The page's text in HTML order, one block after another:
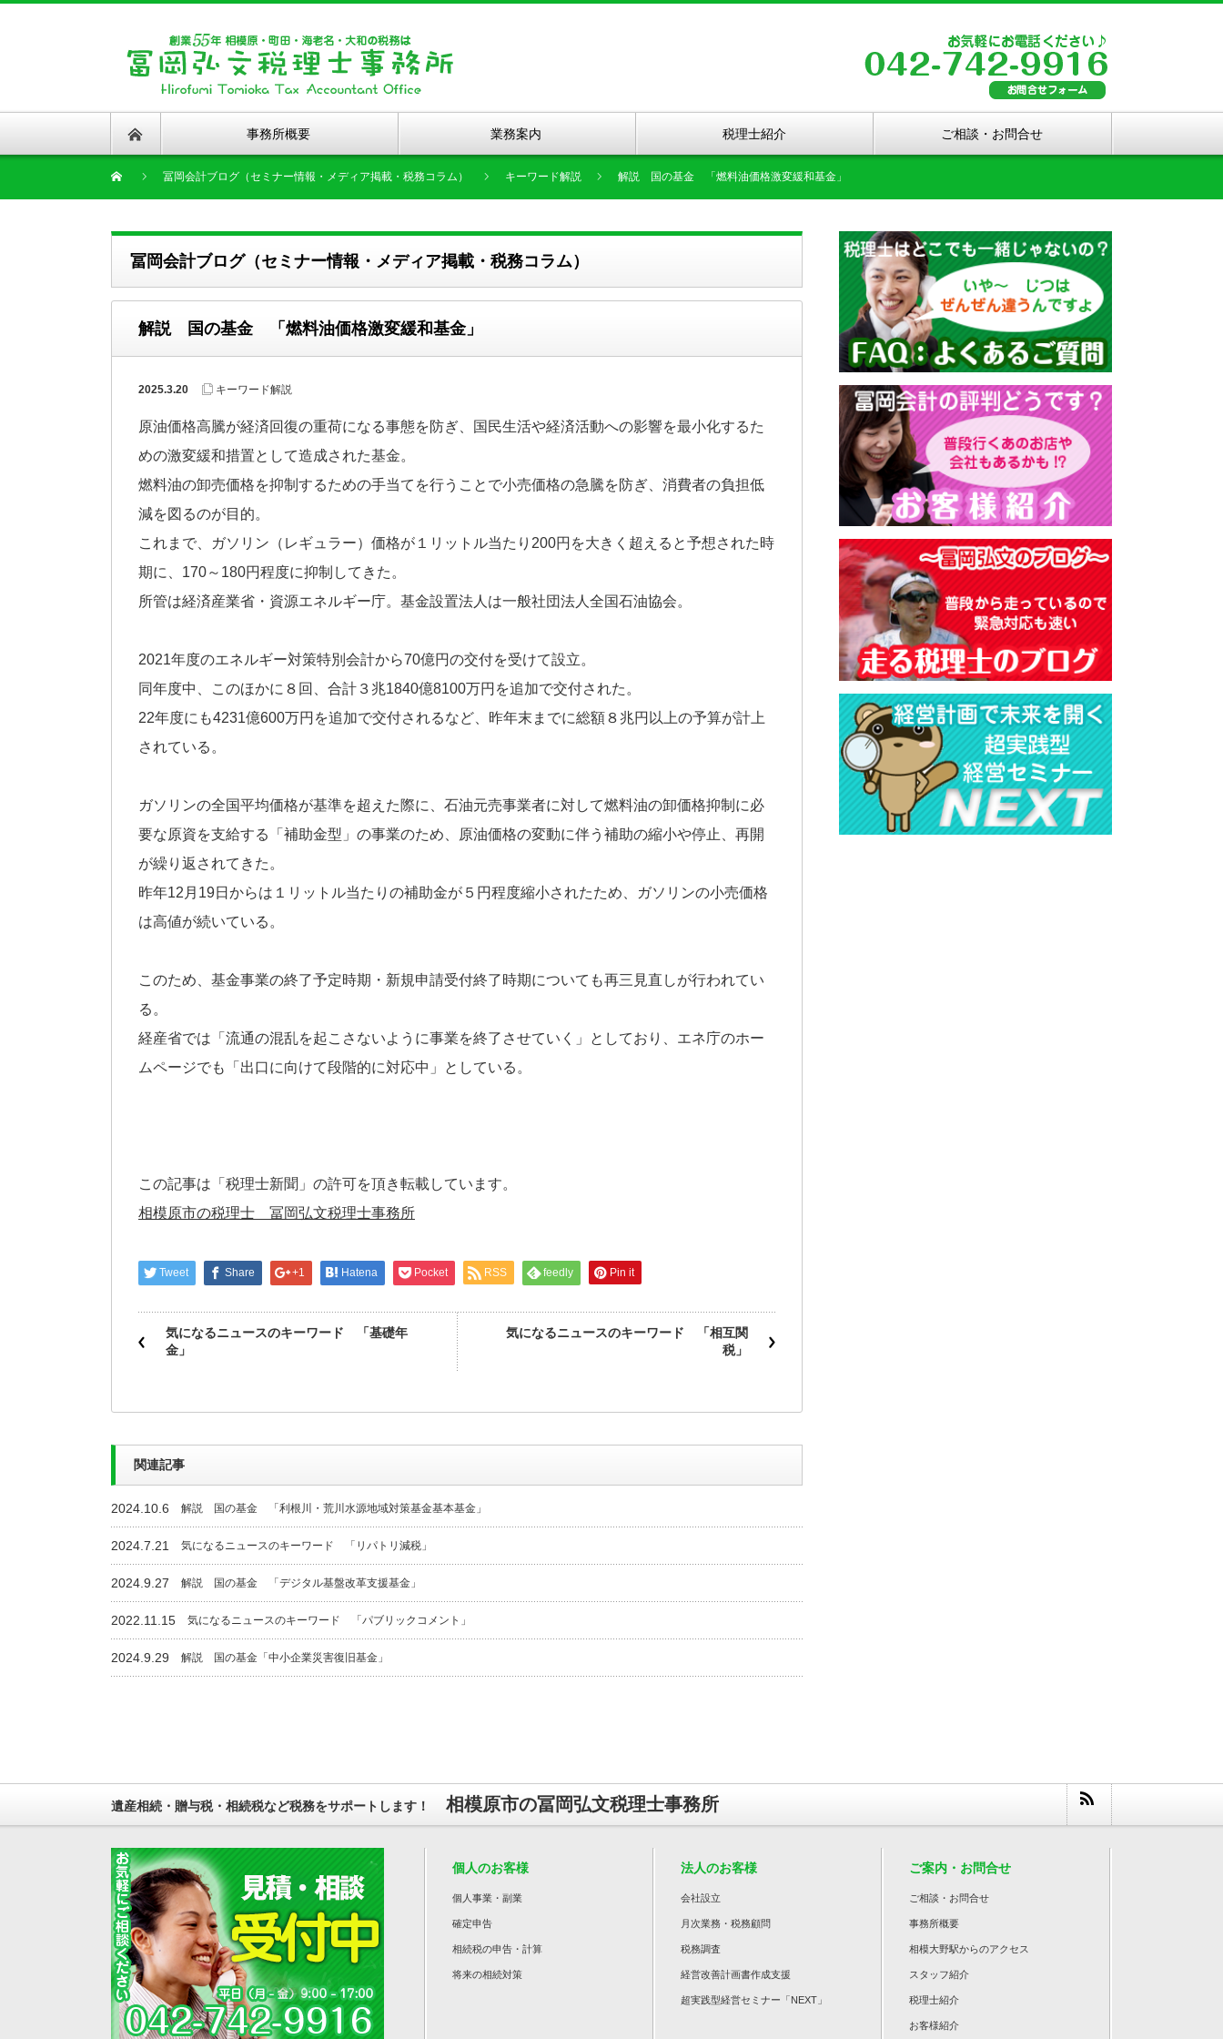
事務所概要 業務案内 税理士紹介 ご相談・お問合せ
冨岡会計ブログ（セミナー情報・メディア掲載・税務コラム） キーワード解説 解説 国の基金 「燃料油価格激変緩和基金」
冨岡会計ブログ（セミナー情報・メディア掲載・税務コラム）
解説 国の基金 「燃料油価格激変緩和基金」
2025.3.20 キーワード解説
原油価格高騰が経済回復の重荷になる事態を防ぎ、国民生活や経済活動への影響を最小化するた
めの激変緩和措置として造成された基金。
燃料油の卸売価格を抑制するための手当てを行うことで小売価格の急騰を防ぎ、消費者の負担低
減を図るのが目的。
これまで、ガソリン（レギュラー）価格が１リットル当たり200円を大きく超えると予想された時
期に、170～180円程度に抑制してきた。
所管は経済産業省・資源エネルギー庁。基金設置法人は一般社団法人全国石油協会。
2021年度のエネルギー対策特別会計から70億円の交付を受けて設立。
同年度中、このほかに８回、合計３兆1840億8100万円を追加で交付された。
22年度にも4231億600万円を追加で交付されるなど、昨年末までに総額８兆円以上の予算が計上
されている。
ガソリンの全国平均価格が基準を超えた際に、石油元売事業者に対して燃料油の卸価格抑制に必
要な原資を支給する「補助金型」の事業のため、原油価格の変動に伴う補助の縮小や停止、再開
が繰り返されてきた。
昨年12月19日からは１リットル当たりの補助金が５円程度縮小されたため、ガソリンの小売価格
は高値が続いている。
このため、基金事業の終了予定時期・新規申請受付終了時期についても再三見直しが行われてい
る。
経産省では「流通の混乱を起こさないように事業を終了させていく」としており、エネ庁のホー
ムページでも「出口に向けて段階的に対応中」としている。
この記事は「税理士新聞」の許可を頂き転載しています。
相模原市の税理士 冨岡弘文税理士事務所
Tweet Share +1 Hatena Pocket RSS feedly Pin it
気になるニュースのキーワード 「基礎年
金」
気になるニュースのキーワード 「相互関
税」
関連記事
2024.10.6 解説 国の基金 「利根川・荒川水源地域対策基金基本基金」
2024.7.21 気になるニュースのキーワード 「リパトリ減税」
2024.9.27 解説 国の基金 「デジタル基盤改革支援基金」
2022.11.15 気になるニュースのキーワード 「パブリックコメント」
2024.9.29 解説 国の基金「中小企業災害復旧基金」
遺産相続・贈与税・相続税など税務をサポートします！ 相模原市の冨岡弘文税理士事務所
個人のお客様
個人事業・副業
確定申告
相続税の申告・計算
将来の相続対策
法人のお客様
会社設立
月次業務・税務顧問
税務調査
経営改善計画書作成支援
超実践型経営セミナー「NEXT」
ご案内・お問合せ
ご相談・お問合せ
事務所概要
相模大野駅からのアクセス
スタッフ紹介
税理士紹介
お客様紹介